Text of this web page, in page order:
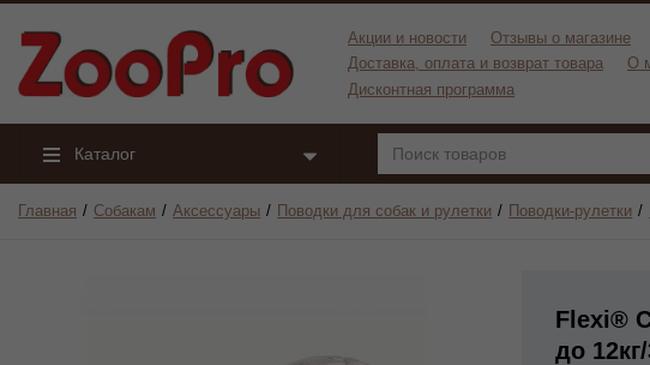
Акции и новости
Отзывы о магазине
Доставка, оплата и возврат товара
О
Дисконтная программа
Каталог
Главная Собакам Аксессуары Поводки для собак и рулетки Поводки-рулетки
Flexi®
до